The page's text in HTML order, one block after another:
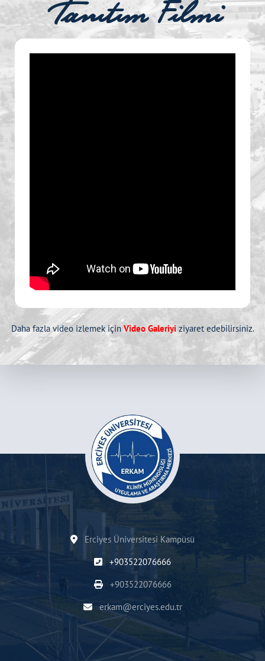
Tanıtım Filmi
Daha fazla video izlemek için Video Galeriyi ziyaret edebilirsiniz.
Erciyes Üniversitesi Kampüsü
+903522076666
+903522076666
erkam@erciyes.edu.tr